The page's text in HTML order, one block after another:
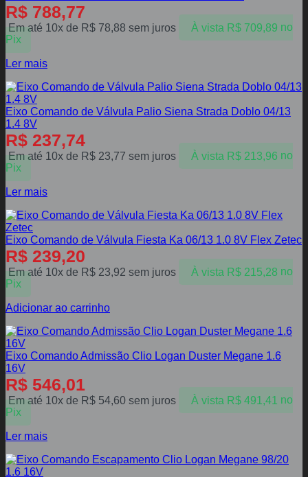
R$ 788,77
Em até 10x de R$ 78,88 sem juros À vista R$709,89 no
Pix
Ler mais
Eixo Comando de Válvula Palio Siena Strada Doblo 04/13
1.4 8V
R$ 237,74
Em até 10x de R$ 23,77 sem juros À vista R$213,96 no
Pix
Ler mais
Eixo Comando de Válvula Fiesta Ka 06/13 1.0 8V Flex Zetec
R$ 239,20
Em até 10x de R$ 23,92 sem juros À vista R$215,28 no
Pix
Adicionar ao carrinho
Eixo Comando Admissão Clio Logan Duster Megane 1.6
16V
R$ 546,01
Em até 10x de R$ 54,60 sem juros À vista R$491,41 no
Pix
Ler mais